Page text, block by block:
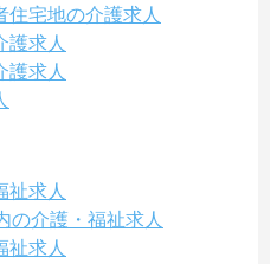
宅地の介護求人
護求人
護求人
祉求人
の介護・福祉求人
祉求人